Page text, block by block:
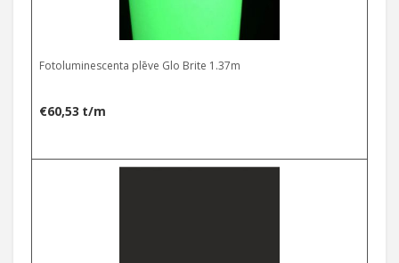
Fotoluminescenta plēve Glo Brite 1.37m
€60,53 t/m